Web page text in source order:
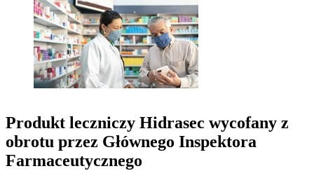
Produkt leczniczy Hidrasec wycofany z
obrotu przez Głównego Inspektora
Farmaceutycznego